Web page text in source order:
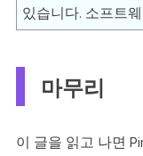
있습니다. 소프트
마무리
이 글을 읽고 나면